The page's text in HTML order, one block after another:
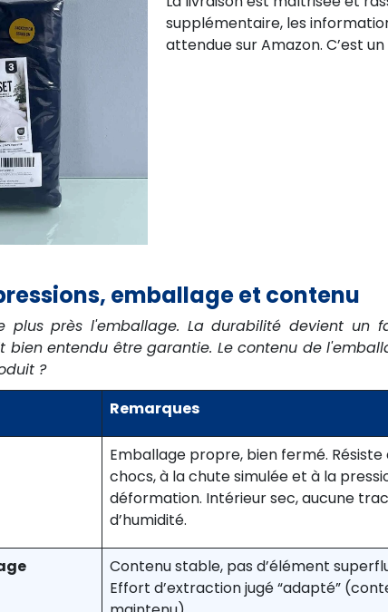
supplémentaire, les
attendue sur Amazon. C’est
emballage et contenu
plus près l'emballage. La durabilité devient
bien entendu être garantie. Le contenu de
?
Remarques
Emballage propre, bien fermé. Résiste
chocs, à la chute simulée et à la
déformation. Intérieur sec, aucune
d’humidité.
Contenu stable, pas d’élément
Effort d’extraction jugé “adapté”